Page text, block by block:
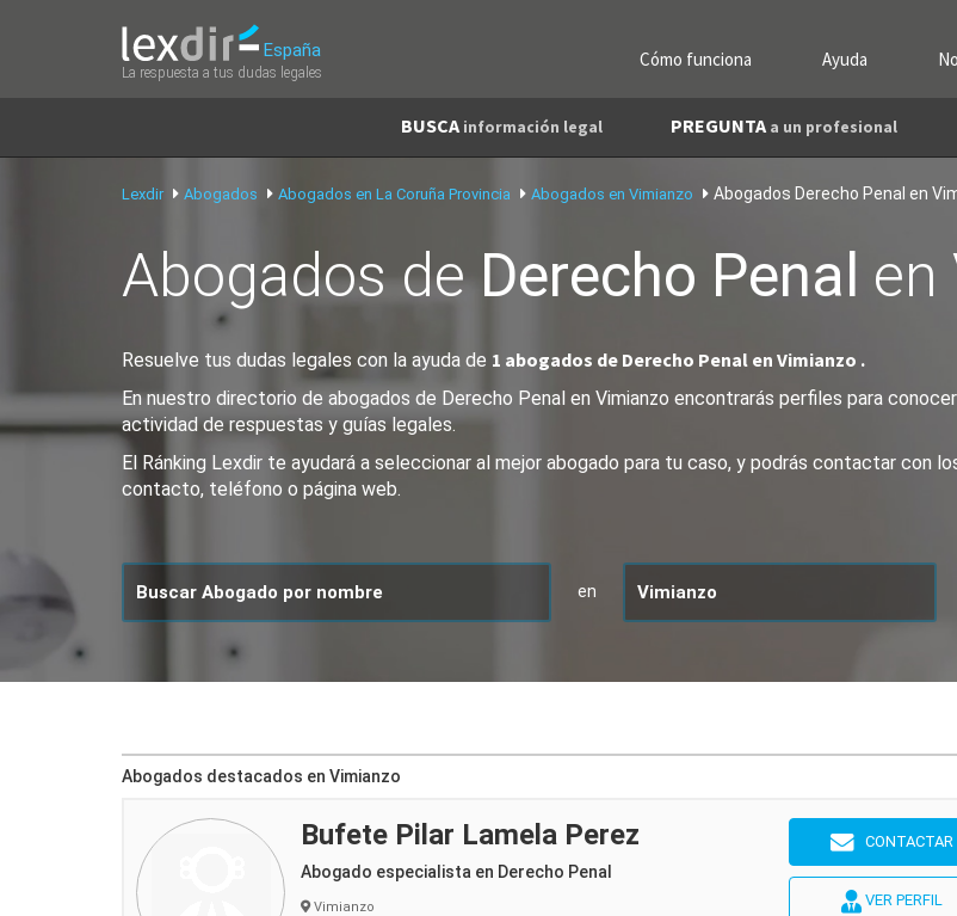
España
La respuesta a tus dudas legales
Cómo funciona Ayuda
BUSCA información legal PREGUNTA a un profesional
Lexdir Abogados Abogados en La Coruña Provincia Abogados en Vimianzo Abogados Derecho Penal en
Abogados deDerecho Penal en
Resuelve tus dudas legales con la ayuda de 1 abogados de Derecho Penal en Vimianzo .
En nuestro directorio de abogados de Derecho Penal en Vimianzo encontrarás perfiles para
actividad de respuestas y guías legales.
El Ránking Lexdir te ayudará a seleccionar al mejor abogado para tu caso, y podrás contactar con
contacto, teléfono o página web.
en
Abogados destacados en Vimianzo
Bufete Pilar Lamela Perez
Abogado especialista en Derecho Penal
Vimianzo
CONTACTAR
VER PERFIL